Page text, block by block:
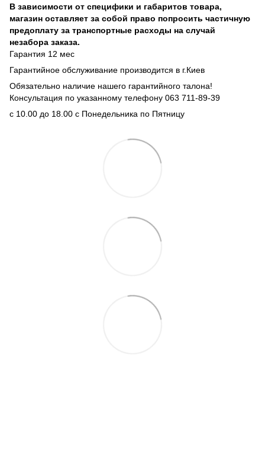
В зависимости от специфики и габаритов товара,
магазин оставляет за собой право попросить частичную
предоплату за транспортные расходы на случай
незабора заказа.
Гарантия 12 мес
Гарантийное обслуживание производится в г.Киев
Обязательно наличие нашего гарантийного талона!
Консультация по указанному телефону 063 711-89-39
с 10.00 до 18.00 с Понедельника по Пятницу